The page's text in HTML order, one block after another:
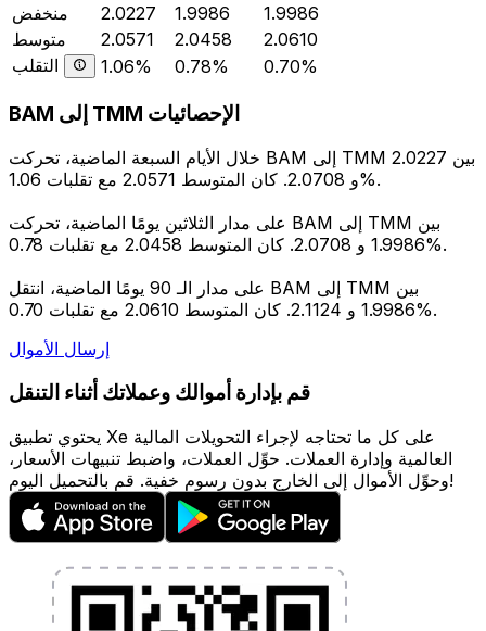
منخفض
2.0227 1.9986
1.9986
متوسط
2.0571 2.0458
2.0610
التقلب
1.06% 0.78% 0.70%
BAM إلى TMM الإحصائيات
خلال الأيام السبعة الماضية، تحركت BAM إلى TMM بين 2.0227
و 2.0708. كان المتوسط 2.0571 مع تقلبات 1.06%.
على مدار الثلاثين يومًا الماضية، تحركت BAM إلى TMM بين
1.9986 و 2.0708. كان المتوسط 2.0458 مع تقلبات 0.78%.
على مدار الـ 90 يومًا الماضية، انتقل BAM إلى TMM بين
1.9986 و 2.1124. كان المتوسط 2.0610 مع تقلبات 0.70%.
إرسال الأموال
قم بإدارة أموالك وعملاتك أثناء التنقل
يحتوي تطبيق Xe على كل ما تحتاجه لإجراء التحويلات المالية
العالمية وإدارة العملات. حوِّل العملات، واضبط تنبيهات الأسعار،
وحوِّل الأموال إلى الخارج بدون رسوم خفية. قم بالتحميل اليوم!